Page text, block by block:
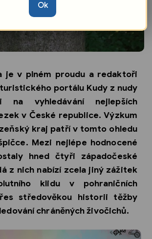
je v plném proudu a redaktoři
portálu Kudy z nudy
na vyhledávání nejlepších
v České republice. Výzkum
kraj patří v tomto ohledu
Mezi nejlépe hodnocené
hned čtyři západočeské
z nich nabízí zcela jiný zážitek
klidu v pohraničních
středověkou historii těžby
chráněných živočichů.
Ok